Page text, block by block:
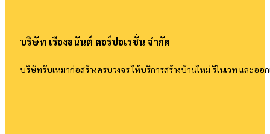
บริษัท เรืองอนันต์ คอร์ปอเรชั่น จำกัด
บริษัทรับเหมาก่อสร้างครบวงจร ให้บริการสร้างบ้านใหม่ รีโนเวท และ